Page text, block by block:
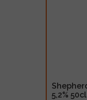
5,2% 50cl